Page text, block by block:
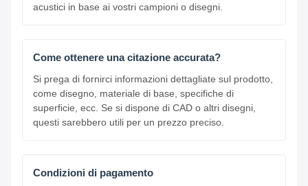
acustici in base ai vostri campioni o disegni.
Come ottenere una citazione accurata?
Si prega di fornirci informazioni dettagliate sul prodotto,
come disegno, materiale di base, specifiche di
superficie, ecc. Se si dispone di CAD o altri disegni,
questi sarebbero utili per un prezzo preciso.
Condizioni di pagamento